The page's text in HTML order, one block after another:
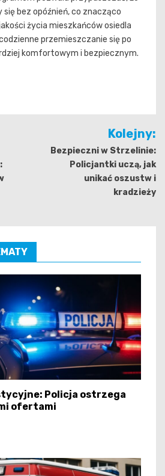
bez opóźnień, co znacząco
życia mieszkańców osiedla
przemieszczanie się po
komfortowym i bezpiecznym.
Kolejny:
Bezpieczni w Strzelinie:
Policjantki uczą, jak
unikać oszustw i
kradzieży
Policja ostrzega
ofertami